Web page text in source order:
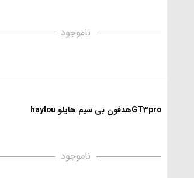
ناموجود
GT3proهدفون بی سیم هایلو haylou
ناموجود